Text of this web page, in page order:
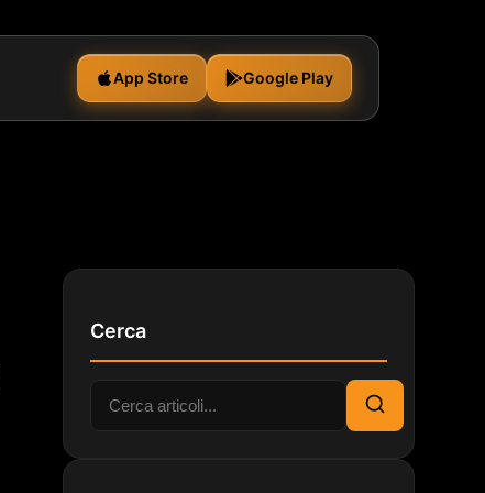
App Store Google Play
Cerca
Cerca:
Cerca